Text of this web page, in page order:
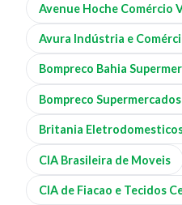
Avenue Hoche Comércio
Avura Indústria e
Bompreco Bahia
Bompreco
Britania
CIA Brasileira de Moveis
CIA de Fiacao e Tecidos